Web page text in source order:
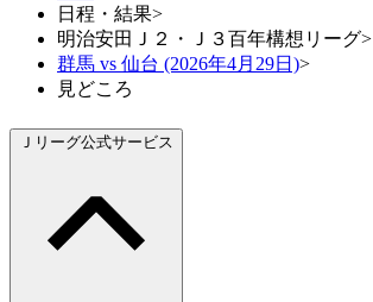
日程・結果>
明治安田Ｊ２・Ｊ３百年構想リーグ>
群馬 vs 仙台 (2026年4月29日)>
見どころ
Ｊリーグ公式サービス